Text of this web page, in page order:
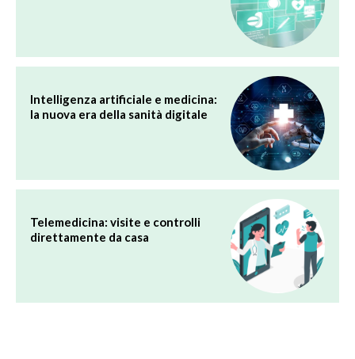
Intelligenza artificiale e medicina:
la nuova era della sanità digitale
Telemedicina: visite e controlli
direttamente da casa